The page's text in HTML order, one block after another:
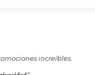
increíbles.